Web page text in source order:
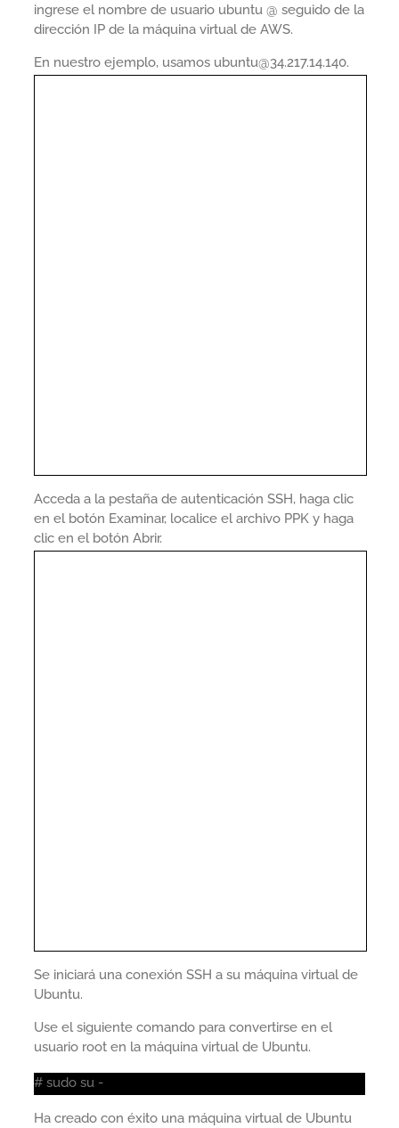
ingrese el nombre de usuario ubuntu @ seguido de la
dirección IP de la máquina virtual de AWS.
En nuestro ejemplo, usamos ubuntu@34.217.14.140.
Acceda a la pestaña de autenticación SSH, haga clic
en el botón Examinar, localice el archivo PPK y haga
clic en el botón Abrir.
Se iniciará una conexión SSH a su máquina virtual de
Ubuntu.
Use el siguiente comando para convertirse en el
usuario root en la máquina virtual de Ubuntu.
# sudo su -
Ha creado con éxito una máquina virtual de Ubuntu